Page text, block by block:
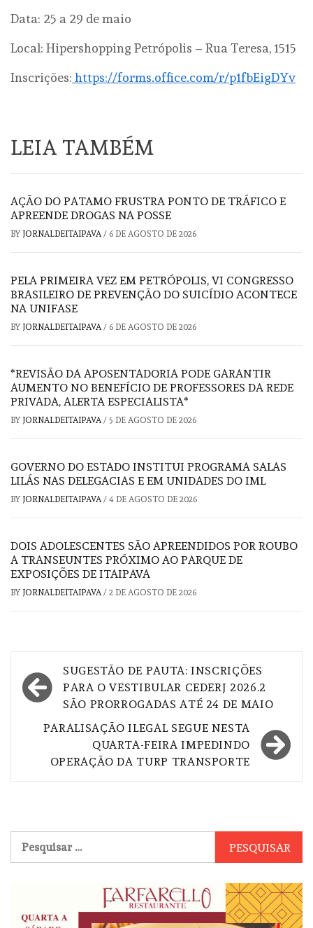
Data: 25 a 29 de maio
Local: Hipershopping Petrópolis – Rua Teresa, 1515
Inscrições: https://forms.office.com/r/p1fbEigDYv
LEIA TAMBÉM
AÇÃO DO PATAMO FRUSTRA PONTO DE TRÁFICO E
APREENDE DROGAS NA POSSE
BY JORNALDEITAIPAVA/ 6 DE AGOSTO DE 2026
PELA PRIMEIRA VEZ EM PETRÓPOLIS, VI CONGRESSO
BRASILEIRO DE PREVENÇÃO DO SUICÍDIO ACONTECE
NA UNIFASE
BY JORNALDEITAIPAVA/ 6 DE AGOSTO DE 2026
*REVISÃO DA APOSENTADORIA PODE GARANTIR
AUMENTO NO BENEFÍCIO DE PROFESSORES DA REDE
PRIVADA, ALERTA ESPECIALISTA*
BY JORNALDEITAIPAVA/ 5 DE AGOSTO DE 2026
GOVERNO DO ESTADO INSTITUI PROGRAMA SALAS
LILÁS NAS DELEGACIAS E EM UNIDADES DO IML
BY JORNALDEITAIPAVA/ 4 DE AGOSTO DE 2026
DOIS ADOLESCENTES SÃO APREENDIDOS POR ROUBO
A TRANSEUNTES PRÓXIMO AO PARQUE DE
EXPOSIÇÕES DE ITAIPAVA
BY JORNALDEITAIPAVA/ 2 DE AGOSTO DE 2026
Navegação
de
SUGESTÃO DE PAUTA: INSCRIÇÕES
PARA O VESTIBULAR CEDERJ 2026.2
SÃO PRORROGADAS ATÉ 24 DE MAIO
PARALISAÇÃO ILEGAL SEGUE NESTA
QUARTA-FEIRA IMPEDINDO
OPERAÇÃO DA TURP TRANSPORTE